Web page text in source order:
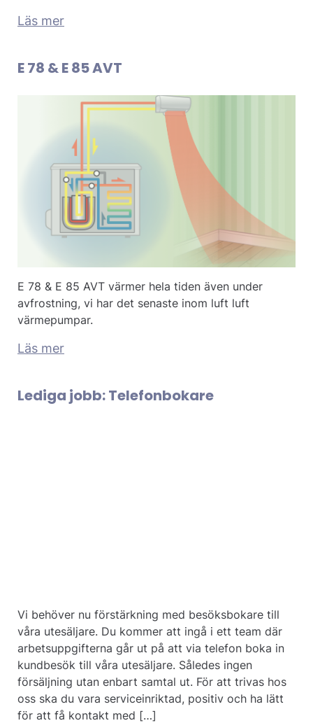
Läs mer
E 78 & E 85 AVT
E 78 & E 85 AVT värmer hela tiden även under
avfrostning, vi har det senaste inom luft luft
värmepumpar.
Läs mer
Lediga jobb: Telefonbokare
Vi behöver nu förstärkning med besöksbokare till
våra utesäljare. Du kommer att ingå i ett team där
arbetsuppgifterna går ut på att via telefon boka in
kundbesök till våra utesäljare. Således ingen
försäljning utan enbart samtal ut. För att trivas hos
oss ska du vara serviceinriktad, positiv och ha lätt
för att få kontakt med […]